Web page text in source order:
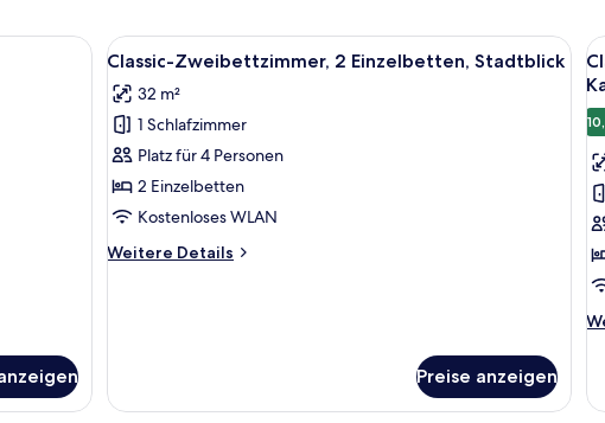
Betten mit Memory-Foam-Matratzen, Zimmersafe
Alle
Fotos
für
Classic-
Zweibettzimmer,
2 Einzelbetten,
Stadtblick
Hochwertige Bettwaren, Betten mit
7
Classic-Zweibettzimmer, 2 Einzelbetten, Stadtblick
32 m²
1 Schlafzimmer
Platz für 4 Personen
2 Einzelbetten
Kostenloses WLAN
Weitere Details
Weitere
Preise anzeigen